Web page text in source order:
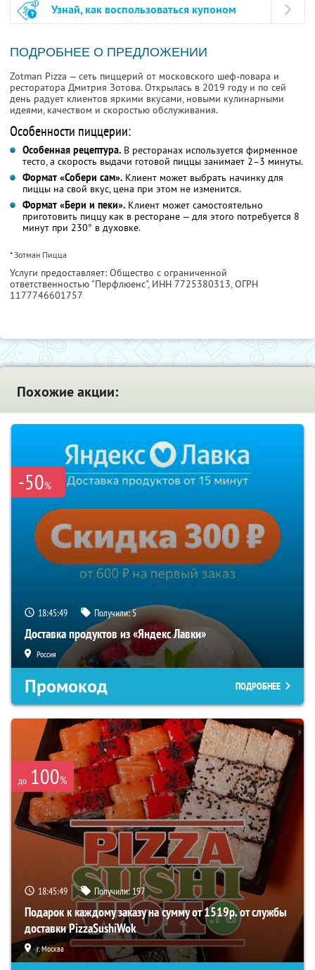
Узнай, как воспользоваться купоном
ПОДРОБНЕЕ О ПРЕДЛОЖЕНИИ
Zotman Pizza — сеть пиццерий от московского шеф-повара и
ресторатора Дмитрия Зотова. Открылась в 2019 году и по сей
день радует клиентов яркими вкусами, новыми кулинарными
идеями, качеством и скоростью обслуживания.
Особенности пиццерии:
Особенная рецептура. В ресторанах используется фирменное
тесто, а скорость выдачи готовой пиццы занимает 2–3 минуты.
Формат «Собери сам». Клиент может выбрать начинку для
пиццы на свой вкус, цена при этом не изменится.
Формат «Бери и пеки». Клиент может самостоятельно
приготовить пиццу как в ресторане — для этого потребуется 8
минут при 230° в духовке.
* Зотман Пицца
Услуги предоставляет: Общество с ограниченной
ответственностью "Перфлюенс", ИНН 7725380313, ОГРН
1177746601757
Похожие акции:
-50%
18:45:49 Получили:5
Доставка продуктов из «Яндекс Лавки»
Россия
Промокод ПОДРОБНЕЕ
до 100%
18:45:49 Получили:197
Подарок к каждому заказу на сумму от 1519р. от службы
доставки PizzaSushiWok
г. Москва